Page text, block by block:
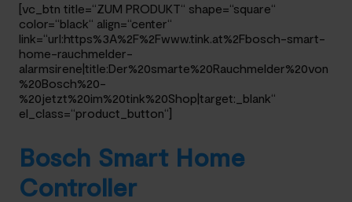
[vc_btn title=“ZUM PRODUKT“ shape=“square“
color=“black“ align=“center“
link=“url:https%3A%2F%2Fwww.tink.at%2Fbosch-smart-
home-rauchmelder-
alarmsirene|title:Der%20smarte%20Rauchmelder%20von
%20Bosch%20-
%20jetzt%20im%20tink%20Shop|target:_blank“
el_class=“product_button“]
Bosch Smart Home
Controller